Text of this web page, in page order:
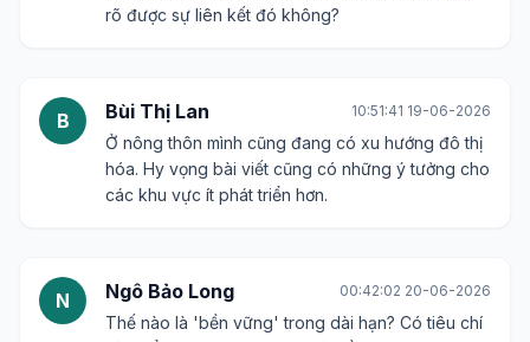
rõ được sự liên kết đó không?
B Bùi Thị Lan 10:51:41 19-06-2026
Ở nông thôn mình cũng đang có xu hướng đô thị
hóa. Hy vọng bài viết cũng có những ý tưởng cho
các khu vực ít phát triển hơn.
N Ngô Bảo Long 00:42:02 20-06-2026
Thế nào là 'bền vững' trong dài hạn? Có tiêu chí